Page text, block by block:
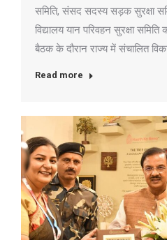
समिति, संसद सदस्य सड़क सुरक्षा
विद्यालय यान परिवहन सुरक्षा
बैठक के दौरान राज्य में संचालित
Read more